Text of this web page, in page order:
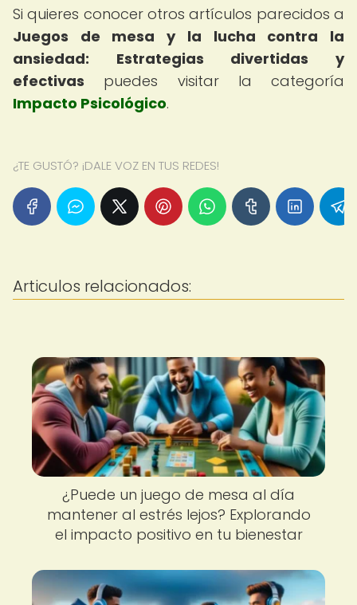
Si quieres conocer otros artículos parecidos a
Juegos de mesa y la lucha contra la
ansiedad: Estrategias divertidas y
efectivas puedes visitar la categoría
Impacto Psicológico.
¿TE GUSTÓ? ¡DALE VOZ EN TUS REDES!
Articulos relacionados:
¿Puede un juego de mesa al día
mantener al estrés lejos? Explorando
el impacto positivo en tu bienestar